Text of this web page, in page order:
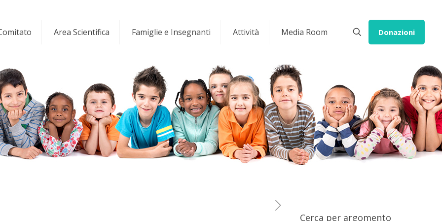
Area Scientifica Famiglie e Insegnanti Attività Media Room Donazioni
Cerca per argomento